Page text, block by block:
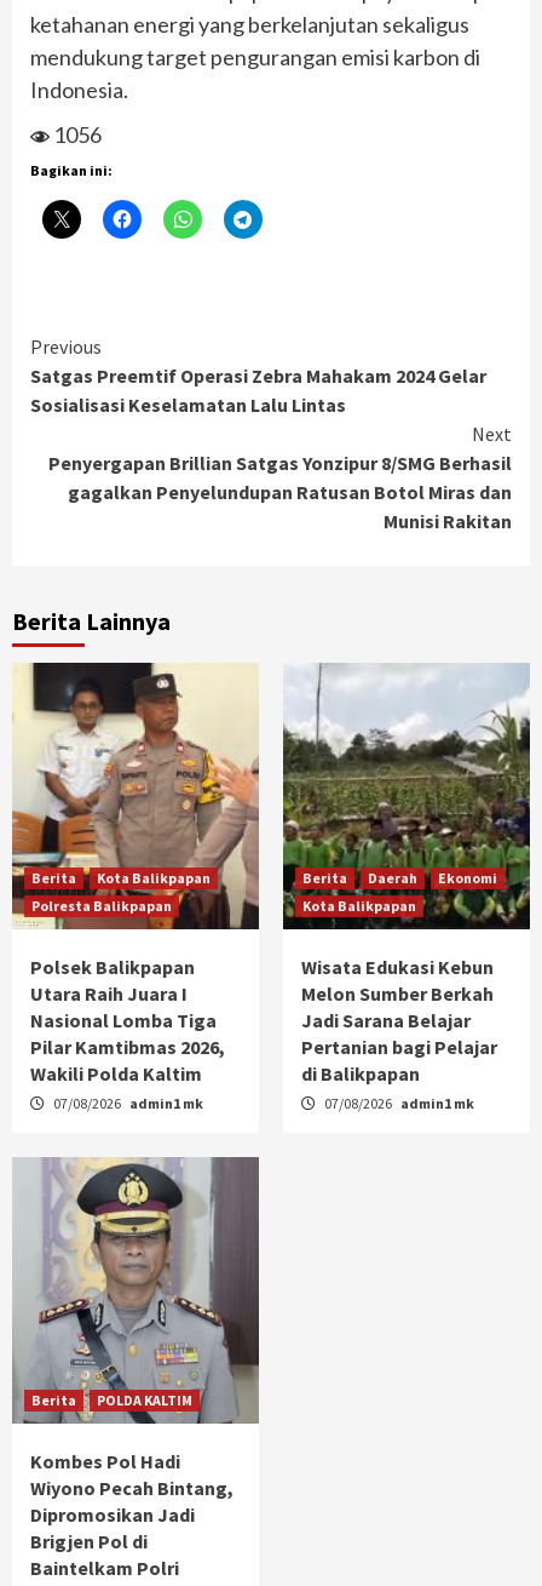
ketahanan energi yang berkelanjutan sekaligus
mendukung target pengurangan emisi karbon di
Indonesia.
1056
Bagikan ini:
Continue
Reading
Previous
Satgas Preemtif Operasi Zebra Mahakam 2024 Gelar
Sosialisasi Keselamatan Lalu Lintas
Next
Penyergapan Brillian Satgas Yonzipur 8/SMG Berhasil
gagalkan Penyelundupan Ratusan Botol Miras dan
Munisi Rakitan
Berita Lainnya
Berita
Kota Balikpapan
Polresta Balikpapan
Polsek Balikpapan
Utara Raih Juara I
Nasional Lomba Tiga
Pilar Kamtibmas 2026,
Wakili Polda Kaltim
07/08/2026 admin1 mk
Berita Daerah
Ekonomi
Kota Balikpapan
Wisata Edukasi Kebun
Melon Sumber Berkah
Jadi Sarana Belajar
Pertanian bagi Pelajar
di Balikpapan
07/08/2026 admin1 mk
Berita POLDA KALTIM
Kombes Pol Hadi
Wiyono Pecah Bintang,
Dipromosikan Jadi
Brigjen Pol di
Baintelkam Polri